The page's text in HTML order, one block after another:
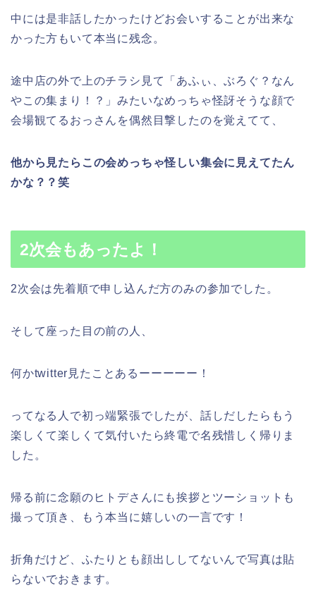
中には是非話したかったけどお会いすることが出来な
かった方もいて本当に残念。
途中店の外で上のチラシ見て「あふぃ、ぶろぐ？なん
やこの集まり！？」みたいなめっちゃ怪訝そうな顔で
会場観てるおっさんを偶然目撃したのを覚えてて、
他から見たらこの会めっちゃ怪しい集会に見えてたん
かな？？笑
2次会もあったよ！
2次会は先着順で申し込んだ方のみの参加でした。
そして座った目の前の人、
何かtwitter見たことあるーーーーー！
ってなる人で初っ端緊張でしたが、話しだしたらもう
楽しくて楽しくて気付いたら終電で名残惜しく帰りま
した。
帰る前に念願のヒトデさんにも挨拶とツーショットも
撮って頂き、もう本当に嬉しいの一言です！
折角だけど、ふたりとも顔出ししてないんで写真は貼
らないでおきます。